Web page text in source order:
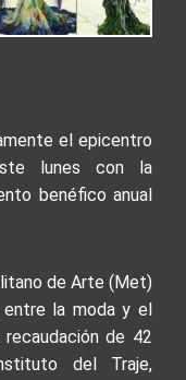
el epicentro
lunes con la
benéfico anual
de Arte (Met)
la moda y el
de 42
del Traje,